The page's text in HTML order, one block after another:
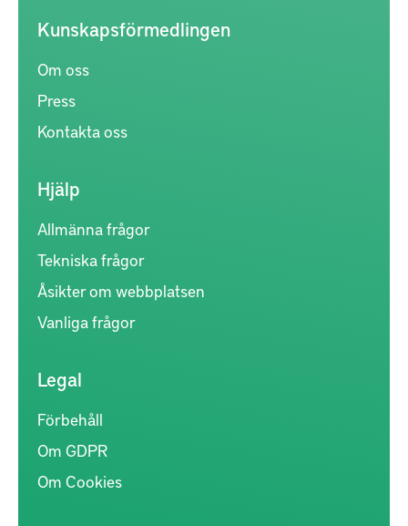
Kunskapsförmedlingen
Om oss
Press
Kontakta oss
Hjälp
Allmänna frågor
Tekniska frågor
Åsikter om webbplatsen
Vanliga frågor
Legal
Förbehåll
Om GDPR
Om Cookies